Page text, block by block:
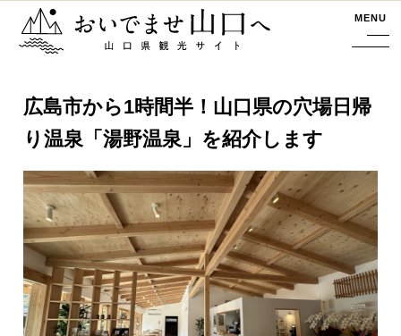
おいでませ山口へー山口県観光サイト MENU
広島市から1時間半！山口県の穴場日帰
り温泉「湯野温泉」を紹介します